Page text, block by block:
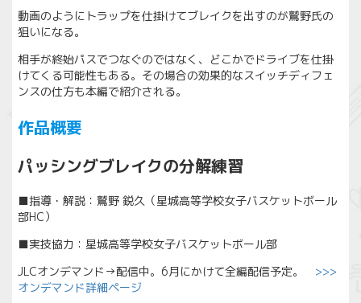
動画のようにトラップを仕掛けてブレイクを出すのが鷲野氏の
狙いになる。
相手が終始パスでつなぐのではなく、どこかでドライブを仕掛
けてくる可能性もある。その場合の効果的なスイッチディフェ
ンスの仕方も本編で紹介される。
作品概要
パッシングブレイクの分解練習
■指導・解説：鷲野 鋭久（星城高等学校女子バスケットボール
部HC）
■実技協力：星城高等学校女子バスケットボール部
JLCオンデマンド→配信中。6月にかけて全編配信予定。 >>>
オンデマンド詳細ページ